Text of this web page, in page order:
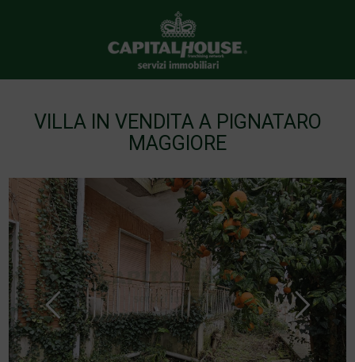
VILLA IN VENDITA A PIGNATARO
MAGGIORE